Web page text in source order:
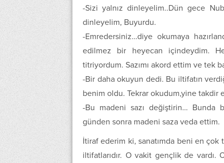
-Sizi yalnız dinleyelim..Dün gece
dinleyelim, Buyurdu.
-Emredersiniz…diye okumaya
edilmez bir heyecan içindeydim.
titriyordum. Sazımı akord ettim ve tek
-Bir daha okuyun dedi. Bu iltifatın
benim oldu. Tekrar okudum,yine takdir
-Bu madeni sazı değiştirin… Bunda
günden sonra madeni saza veda ettim.
İtiraf ederim ki, sanatımda beni en
iltifatlarıdır. O vakit gençlik de